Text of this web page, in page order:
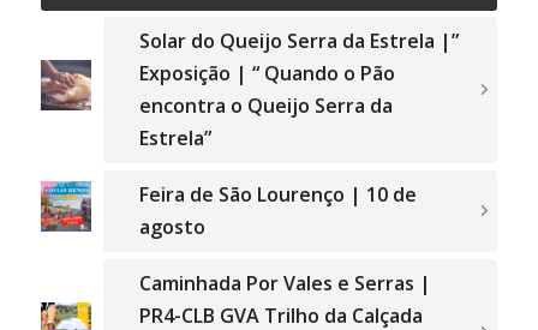
Solar do Queijo Serra da Estrela |”
Exposição | “ Quando o Pão
encontra o Queijo Serra da
Estrela”
Feira de São Lourenço | 10 de
agosto
Caminhada Por Vales e Serras |
PR4-CLB GVA Trilho da Calçada